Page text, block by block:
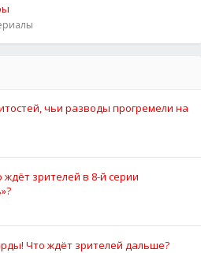
чьи разводы прогремели на
зрителей в 8-й серии
Что ждёт зрителей дальше?